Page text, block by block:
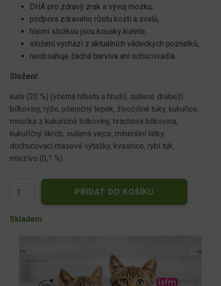
DHA pro zdravý zrak a vývoj mozku,
podpora zdravého růstu kostí a svalů,
hlavní složkou jsou kousky kuřete,
složení vychází z aktuálních vědeckých poznatků,
neobsahuje žádná barviva ani ochucovadla.
Složení:
kuře (20 %) (včetně hřbetu a hrudi), sušené drůbeží
bílkoviny, rýže, pšeničný lepek, živočišné tuky, kukuřice,
moučka z kukuřičné bílkoviny, hrachová bílkovina,
kukuřičný škrob, sušená vejce, minerální látky,
dochucovací masové výtažky, kvasnice, rybí tuk,
mlezivo (0,1 %).
Plan
Start
PŘIDAT DO KOŠÍKU
Skladem